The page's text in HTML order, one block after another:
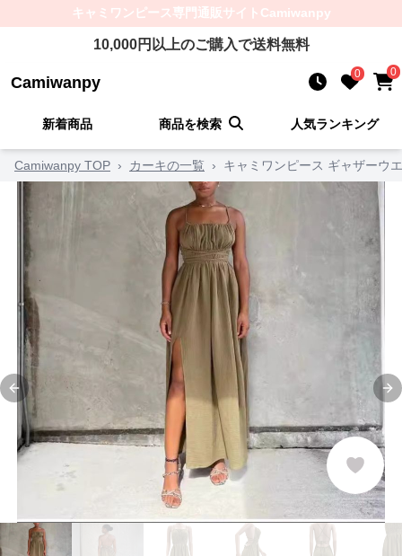
キャミワンピース専門通販サイト Camiwanpy
10,000円以上のご購入で送料無料
Camiwanpy 0 0
新着商品 商品を検索 人気ランキング
Camiwanpy TOP › カーキの一覧 › キャミワンピース ギャザーウ
Previous slide